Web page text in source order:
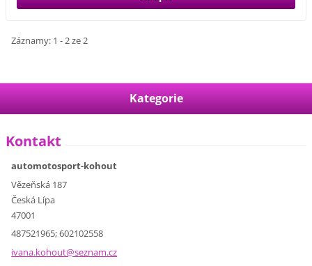
Záznamy: 1 - 2 ze 2
Kategorie
Kontakt
automotosport-kohout
Vězeňská 187
Česká Lípa
47001
487521965; 602102558
ivana.kohout@seznam.cz